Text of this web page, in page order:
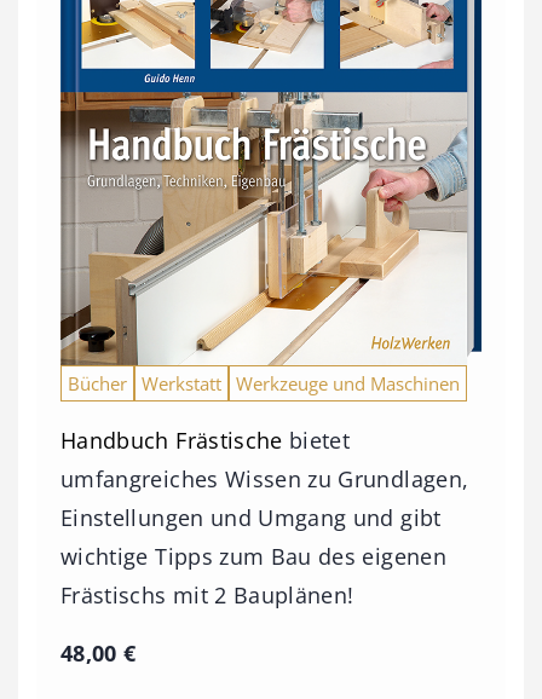
Bücher Werkstatt Werkzeuge und Maschinen
Handbuch Frästische bietet
umfangreiches Wissen zu Grundlagen,
Einstellungen und Umgang und gibt
wichtige Tipps zum Bau des eigenen
Frästischs mit 2 Bauplänen!
48,00€